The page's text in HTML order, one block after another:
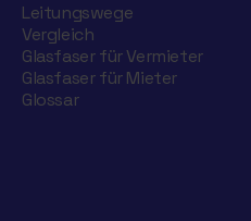
Leitungswege
Vergleich
Glasfaser für Vermieter
Glasfaser für Mieter
Glossar